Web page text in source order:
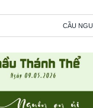
CẦU